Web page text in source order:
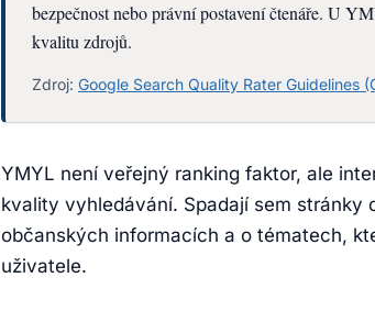
bezpečnost nebo právní postavení čtenáře. U
kvalitu zdrojů.
Zdroj: Google Search Quality Rater Guidelines
YMYL není veřejný ranking faktor, ale
kvality vyhledávání. Spadají sem
občanských informacích a o tématech,
uživatele.